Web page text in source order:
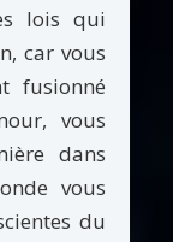
lois qui
car vous
fusionné
vous
dans
vous
du